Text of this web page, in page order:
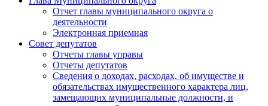
Отчет главы муниципального округа о
деятельности
Электронная приемная
Совет депутатов
Отчеты главы управы
Отчеты депутатов
Сведения о доходах, расходах, об имуществе и
обязательствах имущественного характера лиц,
замещающих муниципальные должности, и